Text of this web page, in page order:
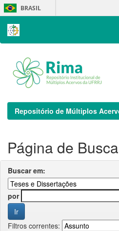
Skip
navigation
BRASIL
Repositório de Múltiplos
Página de Busca
Buscar em:
por
Filtros correntes: